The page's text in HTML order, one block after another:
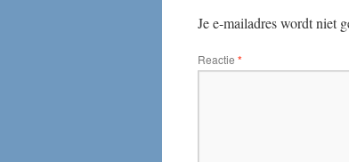
Je e-mailadres wordt niet
Reactie *